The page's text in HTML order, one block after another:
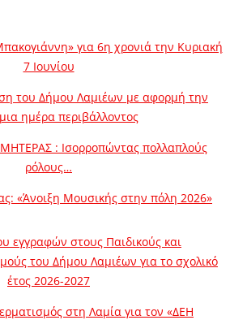
για 6η χρονιά την Κυριακή
7 Ιουνίου
του Δήμου Λαμιέων με αφορμή την
ημέρα περιβάλλοντος
: Ισορροπώντας πολλαπλούς
ρόλους…
«Άνοιξη Μουσικής στην πόλη 2026»
εγγραφών στους Παιδικούς και
του Δήμου Λαμιέων για το σχολικό
έτος 2026-2027
στη Λαμία για τον «ΔΕΗ